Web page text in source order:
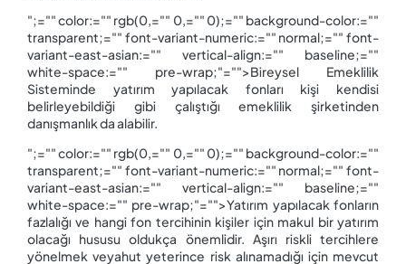
";="" color:="" rgb(0,="" 0,="" 0);="" background-color:=""
transparent;="" font-variant-numeric:="" normal;="" font-
variant-east-asian:="" vertical-align:="" baseline;=""
white-space:="" pre-wrap;"="">Bireysel Emeklilik
Sisteminde yatırım yapılacak fonları kişi kendisi
belirleyebildiği gibi çalıştığı emeklilik şirketinden
danışmanlık da alabilir.
";="" color:="" rgb(0,="" 0,="" 0);="" background-color:=""
transparent;="" font-variant-numeric:="" normal;="" font-
variant-east-asian:="" vertical-align:="" baseline;=""
white-space:="" pre-wrap;"="">Yatırım yapılacak fonların
fazlalığı ve hangi fon tercihinin kişiler için makul bir yatırım
olacağı hususu oldukça önemlidir. Aşırı riskli tercihlere
yönelmek veyahut yeterince risk alınamadığı için mevcut